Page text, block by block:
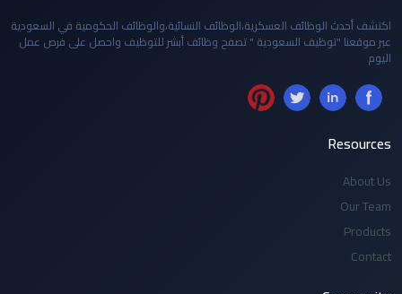
اكتشف أحدث الوظائف العسكرية،الوظائف النسائية،والوظائف الحكومية في السعودية
عبر موقعنا "توظيف السعودية " تصفح وظائف أبشر للتوظيف واحصل على فرص عمل
اليوم
Resources
About Us
Our Team
Products
Contact